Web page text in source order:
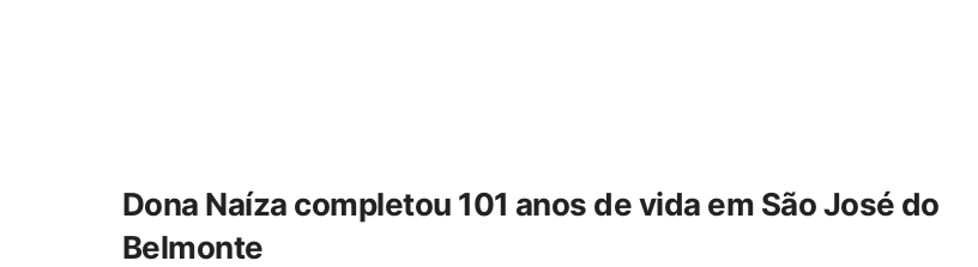
Dona Naíza completou 101 anos de vida em São José do
Belmonte